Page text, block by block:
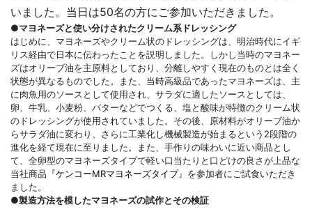
いました。当日は50名の方にご参加いただきました。
●マヨネーズと使い分けされたクリーム系ドレッシング
はじめに、マヨネーズやクリーム状のドレッシングは、明治時代にイギ
リス経由で日本に伝わったことを説明しました。しかし当時のマヨネー
ズはオリーブ油を主原料としており、分離しやすく現在のものとは全く
状態が異なるものでした。また、当時高級品であったマヨネーズは、主
に肉魚用のソースとして使用され、サラダに適したソースとしては、
卵、牛乳、小麦粉、バターなどでつくる、塩と酸味が特徴のクリーム状
のドレッシングが使用されていました。その後、原材料がオリーブ油か
らサラダ油に変わり、さらに工業化し機械製造が始まるという2段階の
進化を経て現在に至りました。また、手作りの味わいに近い商品とし
て、全卵型のマヨネーズタイプで軽い口当たりと口どけの良さが上品な
当社商品『ケンコーMRマヨネーズタイプ』を参加者にご試食いただき
ました。
●製造方法を模したマヨネーズの試作とその検証